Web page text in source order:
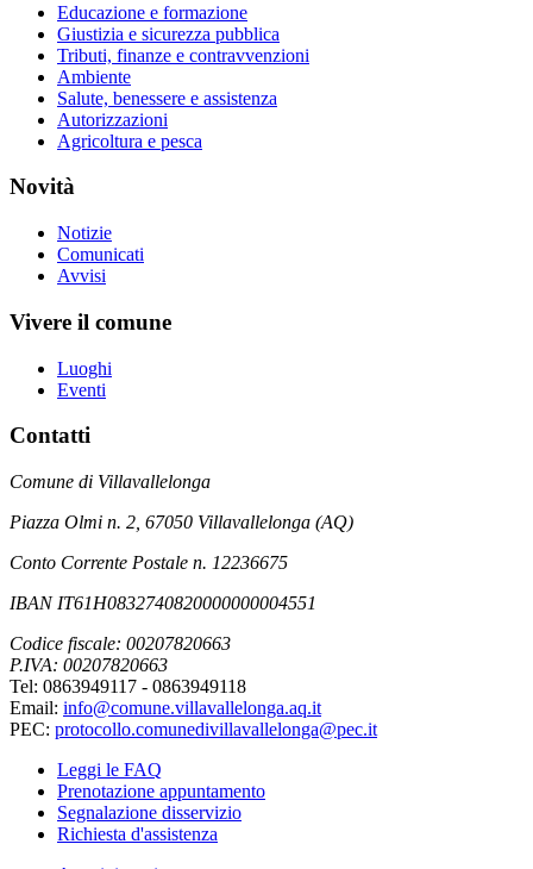
Educazione e formazione
Giustizia e sicurezza pubblica
Tributi, finanze e contravvenzioni
Ambiente
Salute, benessere e assistenza
Autorizzazioni
Agricoltura e pesca
Novità
Notizie
Comunicati
Avvisi
Vivere il comune
Luoghi
Eventi
Contatti
Comune di Villavallelonga
Piazza Olmi n. 2, 67050 Villavallelonga (AQ)
Conto Corrente Postale n. 12236675
IBAN IT61H0832740820000000004551
Codice fiscale: 00207820663
P.IVA: 00207820663
Tel: 0863949117 - 0863949118
Email: info@comune.villavallelonga.aq.it
PEC: protocollo.comunedivillavallelonga@pec.it
Leggi le FAQ
Prenotazione appuntamento
Segnalazione disservizio
Richiesta d'assistenza